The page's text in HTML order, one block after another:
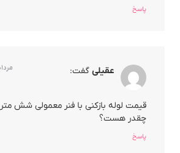
پاسخ
عقیلی گفت: مرداد ۲۵, ۱۴۰۱ در ۵:۱۶ ق٫ظ
قیمت لوله بازکنی با فنر معمولی شش
چقدر هست؟
پاسخ